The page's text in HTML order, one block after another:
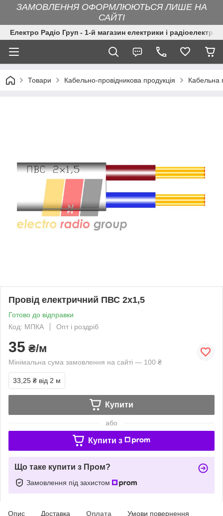
ЗАМОВЛЕННЯ ОФОРМЛЮЮТЬСЯ ЛИШЕ НА
САЙТІ
Електро Радіо Груп - 1-й магазин електрики і
Товари Кабельно-провідникова продукція Кабельна
Провід електричний ПВС 2х1,5
Готово до відправки
Код: МПКА
Опт і роздріб
35 ₴/м
Мінімальна сума замовлення на сайті — 100 ₴
33,25 ₴ від 2 м
Купити
або
Купити з
Що таке купити з Пром?
Замовлення під захистом
Опис Доставка Оплата Умови повернення